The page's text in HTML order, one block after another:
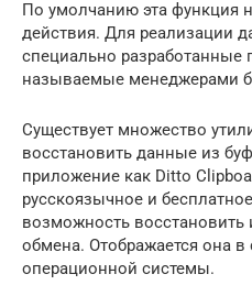
По умолчанию эта функция
действия. Для реализации
специально разработанные
называемые менеджерами
Существует множество
восстановить данные из
приложение как Ditto
русскоязычное и
возможность
обмена. Отображается она в
операционной системы.